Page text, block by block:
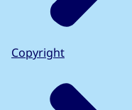
Copyright